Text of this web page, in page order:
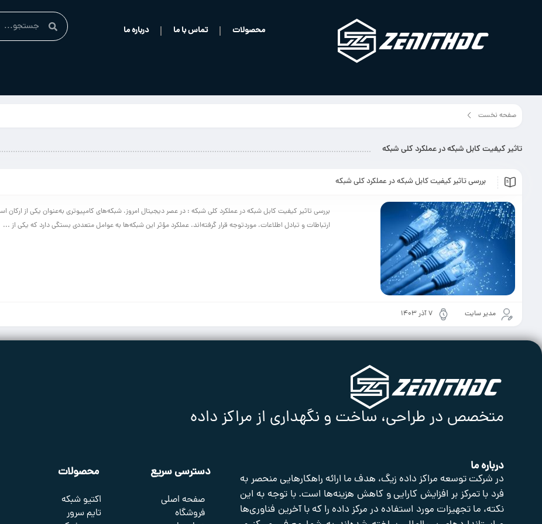
محصولات تماس با ما درباره ما
صفحه نخست
تاثیر کیفیت کابل شبکه در عملکرد کلی شبکه
بررسی تاثیر کیفیت کابل شبکه در عملکرد کلی شبکه
بررسی تاثیر کیفیت کابل شبکه در عملکرد کلی شبکه : در عصر دیجیتال امروز، شبکه‌های کامپیوتری به‌عنوان یکی از ارکان
ارتباطات و تبادل اطلاعات، موردتوجه قرار گرفته‌اند. عملکرد مؤثر این شبکه‌ها به عوامل متعددی بستگی دارد که یکی از ...
مدیر سایت ۷ آذر ۱۴۰۳
متخصص در طراحی، ساخت و نگهداری از مراکز داده
درباره ما
در شرکت توسعه مراکز داده زیگ، هدف ما ارائه راهکارهایی منحصر به
فرد با تمرکز بر افزایش کارایی و کاهش هزینه‌ها است. با توجه به این
نکته، ما تجهیزات مورد استفاده در مرکز داده را که با آخرین فناوری‌ها
دسترسی سریع محصولات
صفحه اصلی
فروشگاه
اکتیو شبکه
تایم سرور